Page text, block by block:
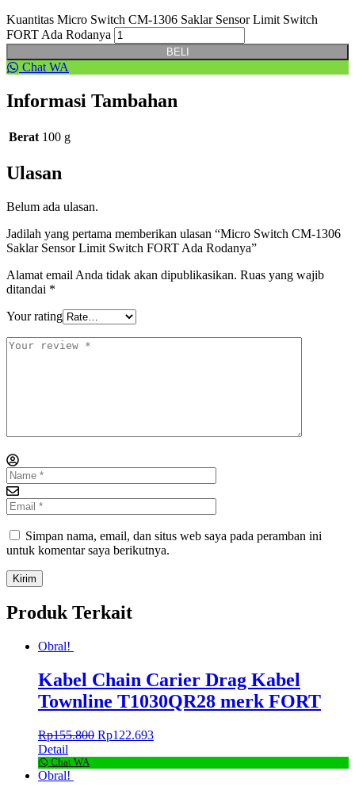
Kuantitas Micro Switch CM-1306 Saklar Sensor Limit Switch
FORT Ada Rodanya
BELI
Chat WA
Informasi Tambahan
Berat 100 g
Ulasan
Belum ada ulasan.
Jadilah yang pertama memberikan ulasan “Micro Switch CM-1306
Saklar Sensor Limit Switch FORT Ada Rodanya”
Alamat email Anda tidak akan dipublikasikan. Ruas yang wajib
ditandai *
Your rating
Simpan nama, email, dan situs web saya pada peramban ini
untuk komentar saya berikutnya.
Produk Terkait
Obral!
Kabel Chain Carier Drag Kabel
Townline T1030QR28 merk FORT
Rp155.800 Rp122.693
Detail
Chat WA
Obral!